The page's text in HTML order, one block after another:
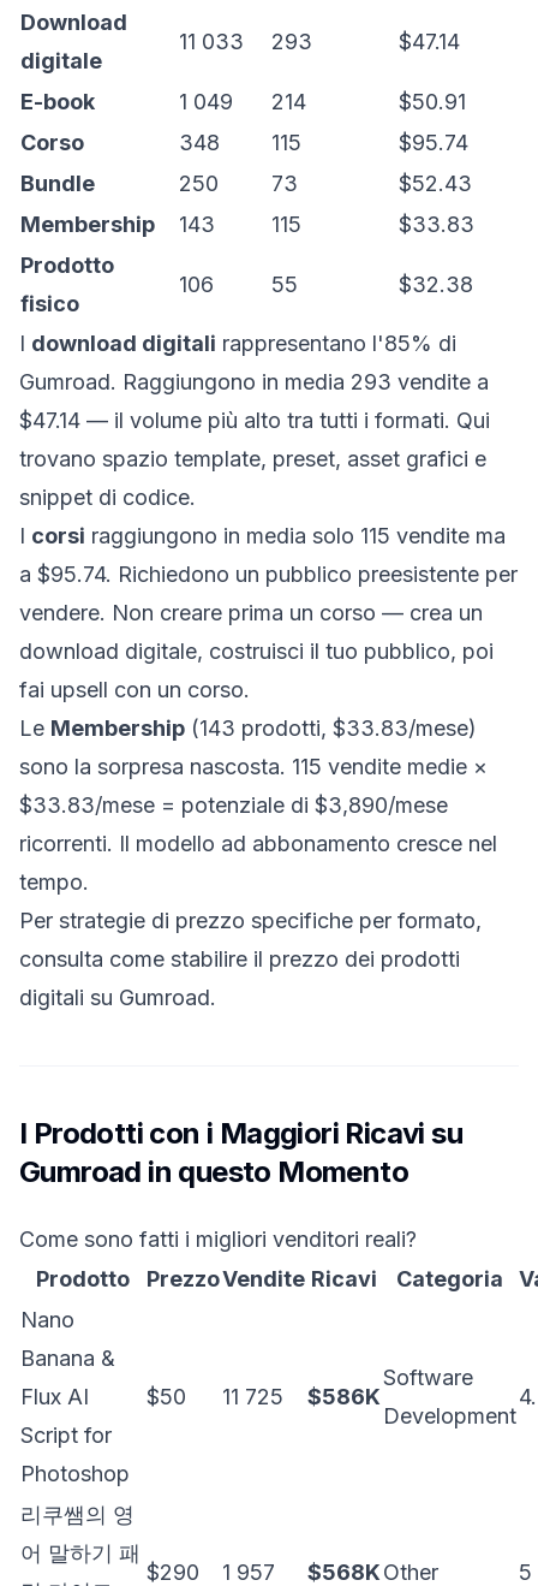
Download
digitale
11 033 293 $47.14
E-book 1 049 214
$50.91
Corso
348 115
$95.74
Bundle
250 73
$52.43
Membership
143 115
$33.83
Prodotto
fisico
106 55 $32.38
I download digitali rappresentano l'85% di
Gumroad. Raggiungono in media 293 vendite a
$47.14 — il volume più alto tra tutti i formati. Qui
trovano spazio template, preset, asset grafici e
snippet di codice.
I corsi raggiungono in media solo 115 vendite ma
a $95.74. Richiedono un pubblico preesistente per
vendere. Non creare prima un corso — crea un
download digitale, costruisci il tuo pubblico, poi
fai upsell con un corso.
Le Membership (143 prodotti, $33.83/mese)
sono la sorpresa nascosta. 115 vendite medie ×
$33.83/mese = potenziale di $3,890/mese
ricorrenti. Il modello ad abbonamento cresce nel
tempo.
Per strategie di prezzo specifiche per formato,
consulta come stabilire il prezzo dei prodotti
digitali su Gumroad.
I Prodotti con i Maggiori Ricavi su
Gumroad in questo Momento
Come sono fatti i migliori venditori reali?
Prodotto
PrezzoVendite Ricavi Categoria
Nano
Banana &
Flux AI
Script for
Photoshop
$50 11 725 $586K
Software
Development
리쿠쌤의 영
어 말하기 패
$290 1 957 $568KOther 5